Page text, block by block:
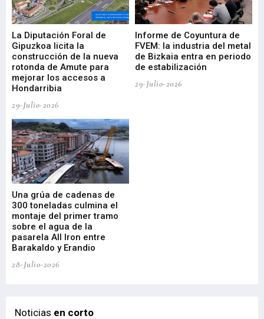
La Diputación Foral de
Gipuzkoa licita la
construcción de la nueva
rotonda de Amute para
mejorar los accesos a
Hondarribia
29-Julio-2026
Informe de Coyuntura de
FVEM: la industria del metal
de Bizkaia entra en periodo
de estabilización
29-Julio-2026
Una grúa de cadenas de
300 toneladas culmina el
montaje del primer tramo
sobre el agua de la
pasarela All Iron entre
Barakaldo y Erandio
28-Julio-2026
Noticias en corto